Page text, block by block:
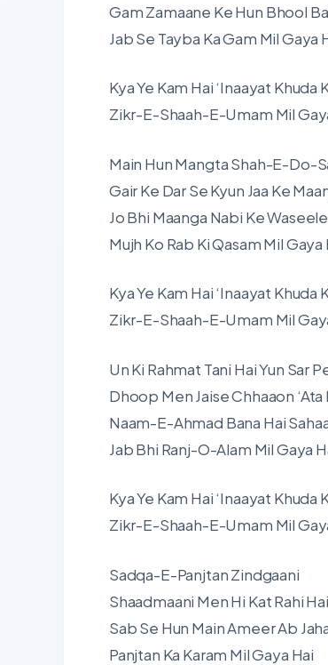
Gam Zamaane Ke Hun Bhool
Jab Se Tayba Ka Gam Mil Gaya
Kya Ye Kam Hai ‘Inaayat Khuda
Zikr-E-Shaah-E-Umam Mil
Main Hun Mangta Shah-E-Do-
Gair Ke Dar Se Kyun Jaa Ke
Jo Bhi Maanga Nabi Ke Waseele
Mujh Ko Rab Ki Qasam Mil Gaya
Kya Ye Kam Hai ‘Inaayat Khuda
Zikr-E-Shaah-E-Umam Mil
Un Ki Rahmat Tani Hai Yun Sar
Dhoop Men Jaise Chhaaon ‘Ata
Naam-E-Ahmad Bana Hai
Jab Bhi Ranj-O-Alam Mil Gaya
Kya Ye Kam Hai ‘Inaayat Khuda
Zikr-E-Shaah-E-Umam Mil
Sadqa-E-Panjtan Zindgaani
Shaadmaani Men Hi Kat Rahi Hai
Sab Se Hun Main Ameer Ab
Panjtan Ka Karam Mil Gaya Hai